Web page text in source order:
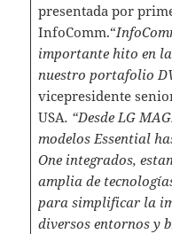
presentada por
InfoComm.“
importante hito en
nuestro portafolio
vicepresidente
USA. “Desde LG
modelos Essential
One integrados,
amplia de
para simplificar la
diversos entornos y